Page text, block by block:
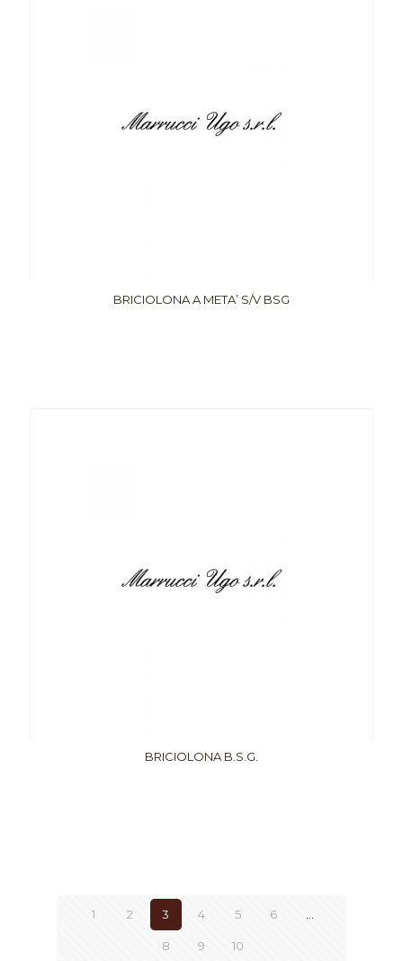
BRICIOLONA A META’ S/V BSG
BRICIOLONA B.S.G.
1 2 3 4 5 6
8 9 10